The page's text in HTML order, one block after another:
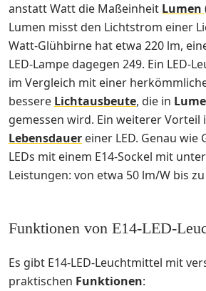
anstatt Watt die Maßeinheit Lumen
Lumen misst den Lichtstrom einer
Watt-Glühbirne hat etwa 220 lm,
LED-Lampe dagegen 249. Ein LED-
im Vergleich mit einer
bessere Lichtausbeute, die in
gemessen wird. Ein weiterer Vorteil
Lebensdauer einer LED. Genau
LEDs mit einem E14-Sockel mit
Leistungen: von etwa 50 lm/W bis
Funktionen von E14-LED-
Es gibt E14-LED-Leuchtmittel mit
praktischen Funktionen: